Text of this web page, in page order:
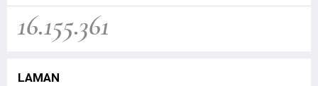
Kunjungan Kerja Anggota DPD RI, Filep
Wamafma, ke Manokwari Selatan, Fokus pada
Sarana Pendidikan.
16.155.361
LAMAN